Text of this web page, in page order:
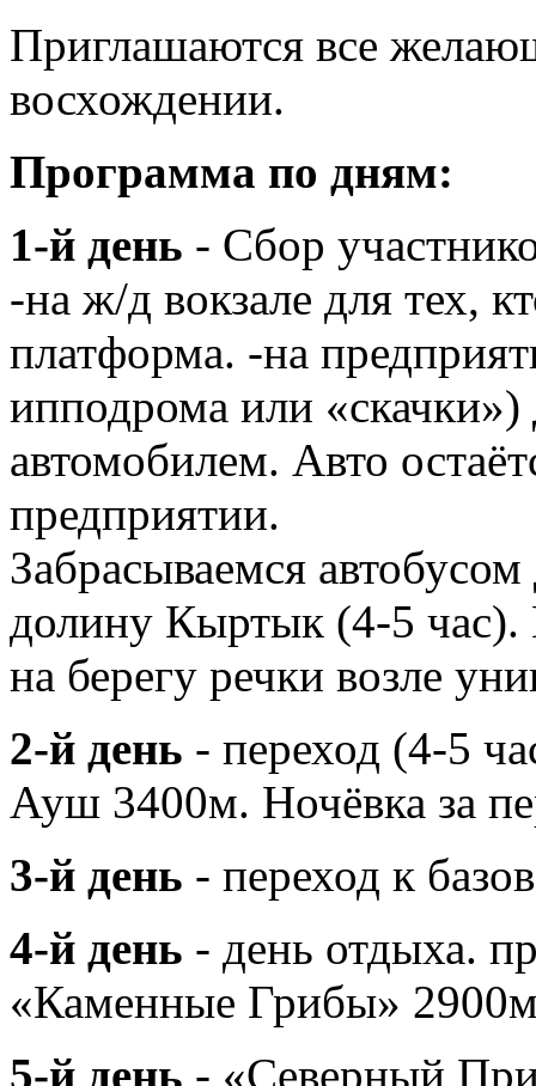
Приглашаются все
восхождении.
Программа по дням:
1-й день - Сбор
-на ж/д вокзале для тех,
платформа. -на
ипподрома или «скачки»)
автомобилем. Авто
предприятии.
Забрасываемся
долину Кыртык (4-5 час).
на берегу речки возле
2-й день - переход (4-5
Ауш 3400м. Ночёвка за
3-й день - переход к
4-й день - день отдыха.
«Каменные Грибы»
5-й день - «Северный